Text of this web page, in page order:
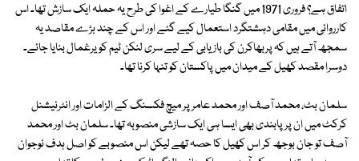
اتفاق ہے؟ فروری 1971 میں گنگا طیارے کے اغوا کی طرح یہ حملہ ایک سازش تھا۔ اس
کارروائی میں مقامی دہشتگرد استعمال کیے گئے اور اس کے چند بڑے مقاصد یہ
سمجھ آتے ہیں کہ پربھاکرن کی بازیابی کے لیے سری لنکن ٹیم کو یرغمال بنایا جائے۔
دوسرا مقصد کھیل کے میدان میں پاکستان کو تنہا کرنا تھا۔
سلمان بٹ، محمد آصف اور محمد عامر پر میچ فکسنگ کے الزامات اور انٹرنیشنل
کرکٹ میں ان پر پابندی بھی ایسا ہی ایک سازشی منصوبہ تھا۔ سلمان بٹ اور محمد
آصف تو جان بوجھ کر اس کھیل کا حصہ تھے لیکن اس منصوبے کو اصل ہدف نوجوان